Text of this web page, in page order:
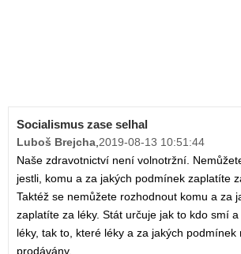
Socialismus zase selhal
Luboš Brejcha 2019-08-13 10:51:44
Naše zdravotnictví není volnotržní.
jestli, komu a za jakých podmínek zaplatíte
Taktéž se nemůžete rozhodnout komu a za
zaplatíte za léky. Stát určuje jak to kdo smí
léky, tak to, které léky a za jakých
prodávány.